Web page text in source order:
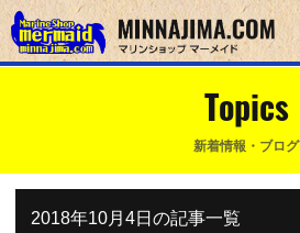
Topics
新着情報・ブログ
2018年10月4日の記事一覧